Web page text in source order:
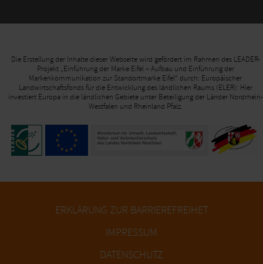
Die Erstellung der Inhalte dieser Webseite wird gefördert im Rahmen des LEADER-
Projekt „Einführung der Marke Eifel – Aufbau und Einführung der
Markenkommunikation zur Standortmarke Eifel“ durch: Europäischer
Landwirtschaftsfonds für die Entwicklung des ländlichen Raums (ELER): Hier
investiert Europa in die ländlichen Gebiete unter Beteiligung der Länder Nordrhein-
Westfalen und Rheinland Pfalz.
ERKLÄRUNG ZUR BARRIEREFREIHET
IMPRESSUM
DATENSCHUTZ